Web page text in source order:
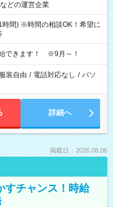
どの運営企業
間) ※時間の相談OK！希望に
できます！ ※9月～！
服装自由 / 電話対応なし / パソ
詳細へ
掲載日：2026.08.06
すチャンス！時給